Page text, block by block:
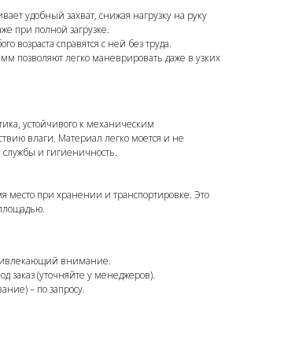
удобный захват, снижая нагрузку на руку
при полной загрузке.
возраста справятся с ней без труда.
позволяют легко маневрировать даже в узких
устойчивого к механическим
влаги. Материал легко моется и не
службы и гигиеничность.
место при хранении и транспортировке. Это
внимание.
заказ (уточняйте у менеджеров).
– по запросу.